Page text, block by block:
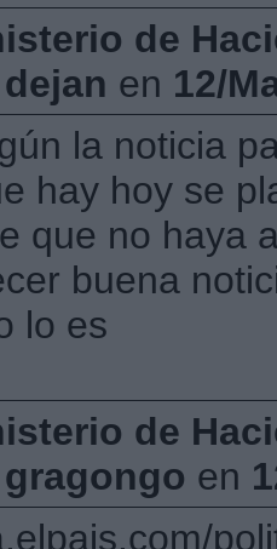
de
dejan en 12/
la noticia
hay hoy se
que no haya
buena
lo es
de
gragongo en